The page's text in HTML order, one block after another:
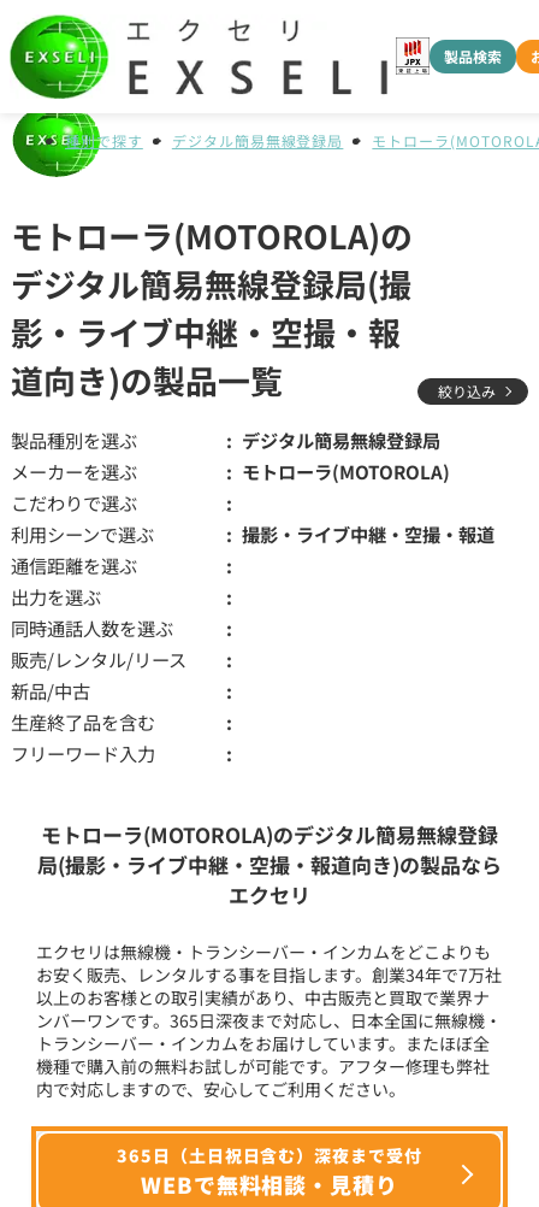
製品検索
種別で探す デジタル簡易無線登録局 モトローラ
モトローラ(MOTOROLA)の
デジタル簡易無線登録局(撮
影・ライブ中継・空撮・報
道向き)の製品一覧
絞り込み
製品種別を選ぶ
デジタル簡易無線登録局
メーカーを選ぶ
モトローラ(MOTOROLA)
こだわりで選ぶ
利用シーンで選ぶ
撮影・ライブ中継・空撮・報道
通信距離を選ぶ
出力を選ぶ
同時通話人数を選ぶ
販売/レンタル/リース
新品/中古
生産終了品を含む
フリーワード入力
モトローラ(MOTOROLA)のデジタル簡易無線登録
局(撮影・ライブ中継・空撮・報道向き)の製品なら
エクセリ
エクセリは無線機・トランシーバー・インカムをどこよりも
お安く販売、レンタルする事を目指します。創業34年で7万社
以上のお客様との取引実績があり、中古販売と買取で業界ナ
ンバーワンです。365日深夜まで対応し、日本全国に無線機・
トランシーバー・インカムをお届けしています。またほぼ全
機種で購入前の無料お試しが可能です。アフター修理も弊社
内で対応しますので、安心してご利用ください。
365日（土日祝日含む）深夜まで受付
WEBで無料相談・見積り